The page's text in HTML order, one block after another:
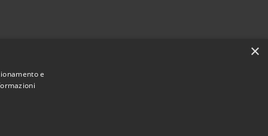
×
e